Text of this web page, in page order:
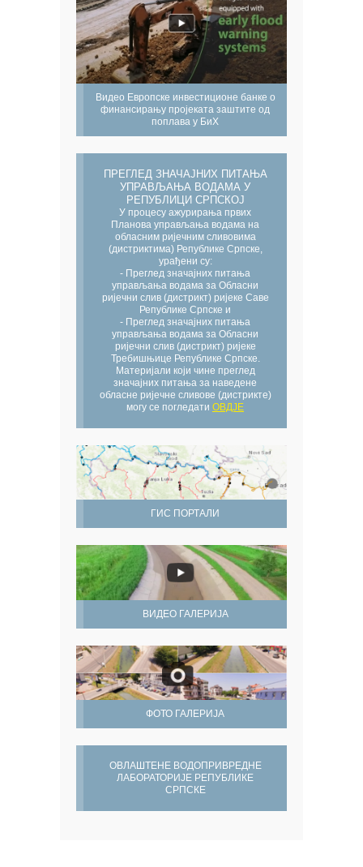
Видео Европске инвестиционе банке о
финансирању пројеката заштите од
поплава у БиХ
ПРЕГЛЕД ЗНАЧАЈНИХ ПИТАЊА
УПРАВЉАЊА ВОДАМА У
РЕПУБЛИЦИ СРПСКОЈ
У процесу ажурирања првих
Планова управљања водама на
обласним ријечним сливовима
(дистриктима) Републике Српске,
урађени су:
- Преглед значајних питања
управљања водама за Обласни
ријечни слив (дистрикт) ријеке Саве
Републике Српске и
- Преглед значајних питања
управљања водама за Обласни
ријечни слив (дистрикт) ријеке
Требишњице Републике Српске.
Материјали који чине преглед
значајних питања за наведене
обласне ријечне сливове (дистрикте)
могу се погледати ОВДЈЕ
ГИС ПОРТАЛИ
ВИДЕО ГАЛЕРИЈА
ФОТО ГАЛЕРИЈА
ОВЛАШТЕНЕ ВОДОПРИВРЕДНЕ
ЛАБОРАТОРИЈЕ РЕПУБЛИКЕ
СРПСКЕ